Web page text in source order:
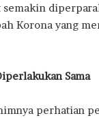
Korona yang
Sama
perhatian